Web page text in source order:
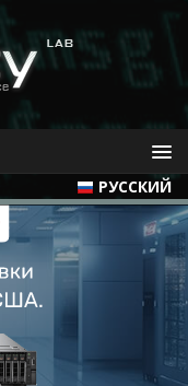
РУССКИЙ